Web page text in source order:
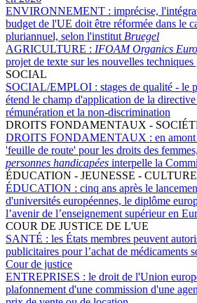
ENVIRONNEMENT : imprécise,
budget de l'UE doit être réformée dans le
pluriannuel, selon l'institut Bruegel
AGRICULTURE : IFOAM Organics
projet de texte sur les nouvelles techniques
SOCIAL
SOCIAL/EMPLOI : stages de qualité - le
étend le champ d'application de la
rémunération et la non-discrimination
DROITS FONDAMENTAUX -
DROITS FONDAMENTAUX : en
'feuille de route' pour les droits des
personnes handicapées interpelle la
ÉDUCATION - JEUNESSE -
ÉDUCATION : cinq ans après le
d'universités européennes, le diplôme
l’avenir de l’enseignement supérieur en
COUR DE JUSTICE DE L'UE
SANTÉ : les États membres peuvent
publicitaires pour l’achat de médicaments
Cour de justice
ENTREPRISES : le droit de l'Union
plafonnement d'une commission d'une